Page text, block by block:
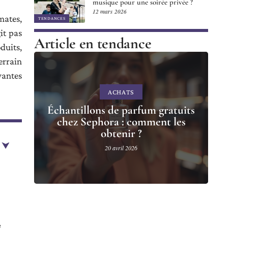
pas
TENDANCES
musique pour une soirée privée ?
12 mars 2026
Article en tendance
ACHATS
Échantillons de parfum gratuits
chez Sephora : comment les
obtenir ?
20 avril 2026